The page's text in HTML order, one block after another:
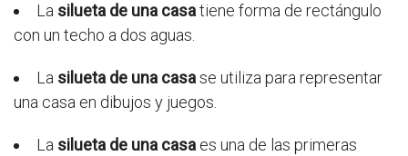
La silueta de una casatiene forma de rectángulo
con un techo a dos aguas.
La silueta de una casase utiliza para representar
una casa en dibujos y juegos.
La silueta de una casa es una de las primeras